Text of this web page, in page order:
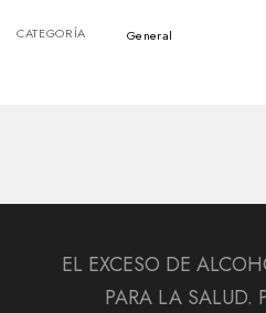
CATEGORÍA General
EL EXCESO DE
PARA LA SALUD.